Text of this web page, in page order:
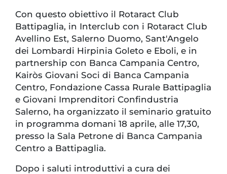
Con questo obiettivo il Rotaract Club
Battipaglia, in Interclub con i Rotaract Club
Avellino Est, Salerno Duomo, Sant'Angelo
dei Lombardi Hirpinia Goleto e Eboli, e in
partnership con Banca Campania Centro,
Kairòs Giovani Soci di Banca Campania
Centro, Fondazione Cassa Rurale Battipaglia
e Giovani Imprenditori Confindustria
Salerno, ha organizzato il seminario gratuito
in programma domani 18 aprile, alle 17,30,
presso la Sala Petrone di Banca Campania
Centro a Battipaglia.
Dopo i saluti introduttivi a cura dei